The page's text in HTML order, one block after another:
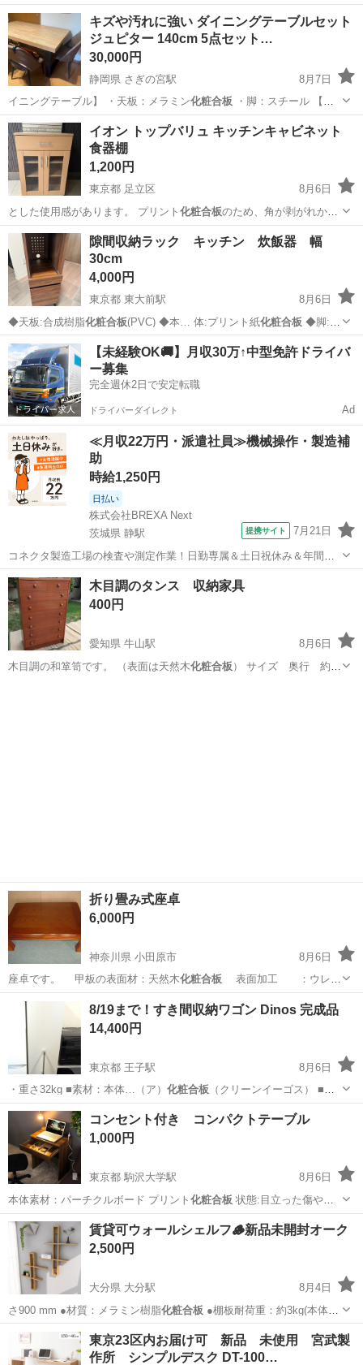
キズや汚れに強い ダイニングテーブルセット
ジュピター 140cm 5点セット…
30,000円
静岡県 さぎの宮駅
8月7日
イニングテーブル】 ・天板：メラミン化粧合板 ・脚：スチール 【ダ
イニングチェ…
静岡 浜松市 さぎの宮駅 ダイニングセット
イオン トップバリュ キッチンキャビネット
食器棚
1,200円
東京都 足立区
8月6日
とした使用感があります。 プリント 化粧合板のため、角が剥がれかか
っている箇所が…
東京 足立区 収納家具
隙間収納ラック キッチン 炊飯器 幅
30cm
4,000円
東京都 東大前駅
8月6日
◆天板:合成樹脂化粧合板(PVC) ◆本… 体:プリント紙化粧合板 ◆脚:鉄
【…
東京 文京区 東大前駅 収納家具
【未経験OK🚚】月収30万↑中型免許ドライバ
ー募集
完全週休2日で安定転職
ドライバーダイレクト Ad
≪月収22万円・派遣社員≫機械操作・製造補
助
時給1,250円
日払い
株式会社BREXA Next
茨城県 静駅
提携サイト 7月21日
コネクタ製造工場の検査や測定作業！日勤専属＆土日祝休み＆年間休
日128日★クリーンルーム内作業★マイカー通勤OK＆無料駐車場あり
★就業先食堂利用可！日払い制度あり！《茨城県常陸大宮市》 人気の
工場のお仕事 ◇コネクタ製造工...
茨城 常陸大宮市 静駅 その他
木目調のタンス 収納家具
400円
愛知県 牛山駅
8月6日
木目調の和箪笥です。 （表面は天然木化粧合板 ） サイズ 奥行 約
折り畳み式座卓
6,000円
神奈川県 小田原市
8月6日
座卓です。 甲板の表面材：天然木化粧合板 表面加工 ：ウレタ
ン樹脂塗装…
神奈川
8/19まで！すき間収納ワゴン Dinos 完成品
14,400円
東京都 王子駅
8月6日
・重さ32kg ■素材：本体…（ア） 化粧合板 （クリーンイーゴス） ■耐
荷重：全体…
東京 北区 収納家具
コンセント付き コンパクトテーブル
1,000円
東京都 駒沢大学駅
8月6日
本体素材：パーチクルボード プリント 化粧合板 状態:目立った傷や汚
れなし 購入時…
東京 世田谷区 駒沢大学駅
賃貸可ウォールシェルフ🪵新品未開封オーク
2,500円
大分県 大分駅
8月4日
さ900 mm ●材質：メラミン樹脂化粧合板 ●棚板耐荷重：約3kg(本体重
量を…
大分 大分市 大分駅 収納家具 ウォールシェルフ
東京23区内お届け可 新品 未使用 宮武製
作所 シンプルデスク DT-100…